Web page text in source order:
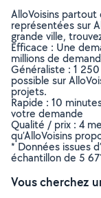
AlloVoisins
représentées sur
grande ville,
Efficace : Une
millions de
Généraliste : 1
possible sur
projets.
Rapide : 10
votre demande
Qualité / prix : 4
qu’AlloVoisins
* Données issues
échantillon de 5
Vous cherchez